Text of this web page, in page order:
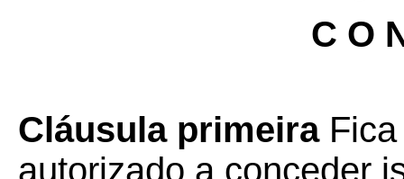
C O
Cláusula primeiraFica
autorizado a conceder